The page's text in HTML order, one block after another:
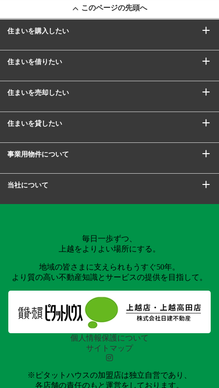
このページの先頭へ
住まいを購入したい
住まいを借りたい
住まいを売却したい
住まいを貸したい
事業用物件について
当社について
毎日一歩ずつ、
上越をよりよい場所にする。
地域の皆さまに支えられもうすぐ50年。
より質の高い不動産知識とサービスの提供を目指して。
個人情報保護について
サイトマップ
※ピタットハウスの加盟店は独立自営であり、
各店舗の責任のもと運営をしております。